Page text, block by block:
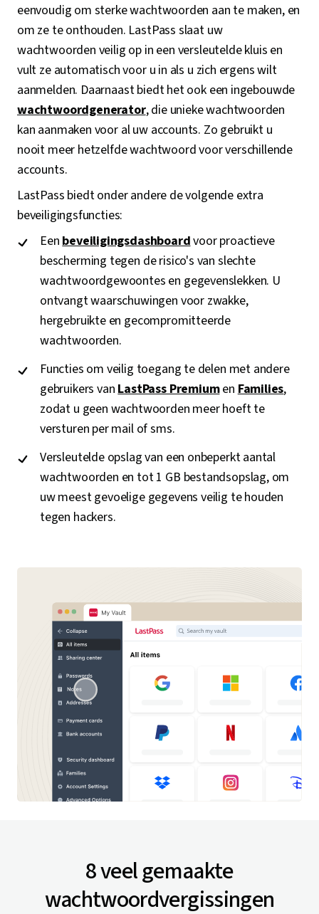
eenvoudig om sterke wachtwoorden aan te maken, en
om ze te onthouden. LastPass slaat uw
wachtwoorden veilig op in een versleutelde kluis en
vult ze automatisch voor u in als u zich ergens wilt
aanmelden. Daarnaast biedt het ook een ingebouwde
wachtwoordgenerator, die unieke wachtwoorden
kan aanmaken voor al uw accounts. Zo gebruikt u
nooit meer hetzelfde wachtwoord voor verschillende
accounts.
LastPass biedt onder andere de volgende extra
beveiligingsfuncties:
Een beveiligingsdashboardvoor proactieve
bescherming tegen de risico's van slechte
wachtwoordgewoontes en gegevenslekken. U
ontvangt waarschuwingen voor zwakke,
hergebruikte en gecompromitteerde
wachtwoorden.
Functies om veilig toegang te delen met andere
gebruikers van LastPass Premiumen Families,
zodat u geen wachtwoorden meer hoeft te
versturen per mail of sms.
Versleutelde opslag van een onbeperkt aantal
wachtwoorden en tot 1 GB bestandsopslag, om
uw meest gevoelige gegevens veilig te houden
tegen hackers.
8 veel gemaakte
wachtwoordvergissingen